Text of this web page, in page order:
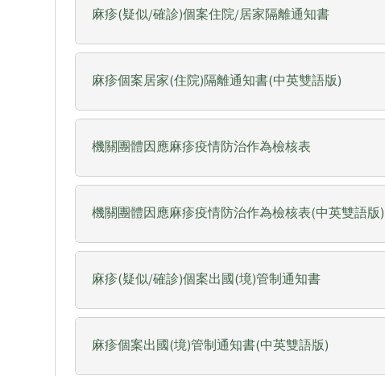
麻疹(疑似/確診)個案住院/居家隔離通知書
麻疹個案居家(住院)隔離通知書(中英雙語版)
機關團體因應麻疹疫情防治作為檢核表
機關團體因應麻疹疫情防治作為檢核表(中英雙語版)
麻疹(疑似/確診)個案出國(境)管制通知書
麻疹個案出國(境)管制通知書(中英雙語版)